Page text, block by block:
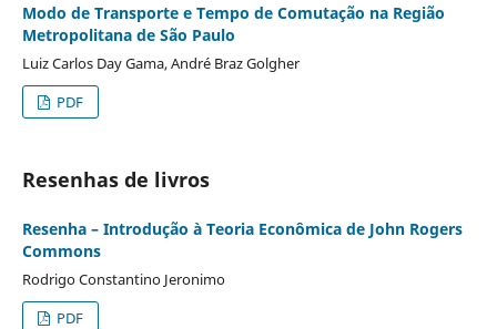
Modo de Transporte e Tempo de Comutação na Região
Metropolitana de São Paulo
Luiz Carlos Day Gama, André Braz Golgher
PDF
Resenhas de livros
Resenha – Introdução à Teoria Econômica de John Rogers
Commons
Rodrigo Constantino Jeronimo
PDF